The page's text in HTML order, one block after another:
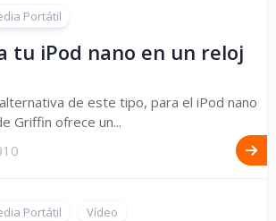
Portátil
tu iPod nano en un reloj
de este tipo, para el iPod nano
Griffin ofrece un...
Portátil Vídeo